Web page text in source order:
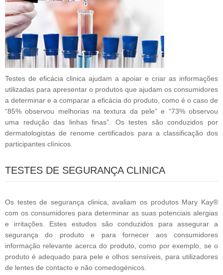
Testes de eficácia clinica ajudam a apoiar e criar as informações
utilizadas para apresentar o produtos que ajudam os consumidores
a determinar e a comparar a eficácia do produto, como é o caso de
“85% observou melhorias na textura da pele” e “73% observou
uma redução das linhas finas”. Os testes são conduzidos por
dermatologistas de renome certificados para a classificação dos
participantes clínicos.
TESTES DE SEGURANÇA CLINICA
Os testes de segurança clinica, avaliam os produtos Mary Kay®
com os consumidores para determinar as suas potenciais alergias
e irritações. Estes estudos são conduzidos para assegurar a
segurança do produto e para fornecer aos consumidores
informação relevante acerca do produto, como por exemplo, se o
produto é adequado para pele e olhos sensíveis, para utilizadores
de lentes de contacto e não comedogénicos.